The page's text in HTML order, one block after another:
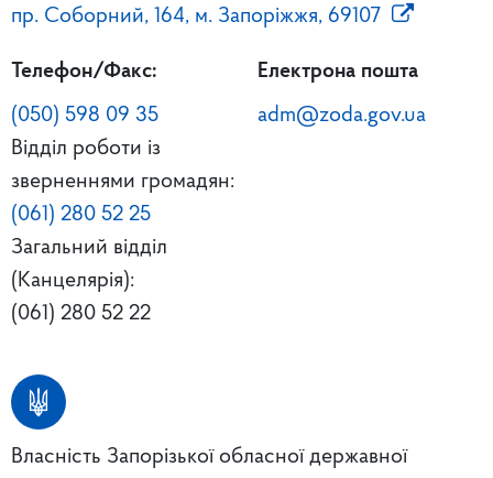
пр. Соборний, 164, м. Запоріжжя, 69107
Телефон/Факс:
(050) 598 09 35
Відділ роботи із
зверненнями громадян:
(061) 280 52 25
Загальний відділ
(Канцелярія):
(061) 280 52 22
Електрона пошта
adm@zoda.gov.ua
Власність Запорізької обласної державної